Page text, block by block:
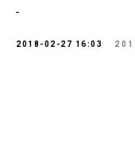
2018-02-27 16:03